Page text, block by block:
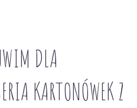
DLA
KARTONÓWEK Z